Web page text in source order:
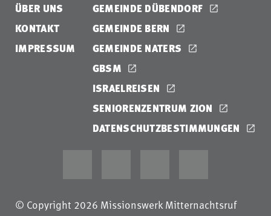
ÜBER UNS
KONTAKT
IMPRESSUM
GEMEINDE DÜBENDORF
GEMEINDE BERN
GEMEINDE NATERS
GBSM
ISRAELREISEN
SENIORENZENTRUM ZION
DATENSCHUTZBESTIMMUNGEN
© Copyright 2026 Missionswerk Mitternachtsruf